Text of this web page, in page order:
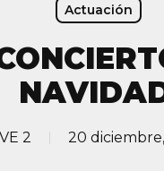
Actuación
2 20